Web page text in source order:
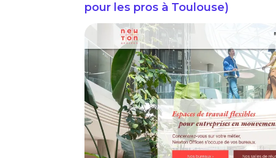
pour les pros à Toulouse)